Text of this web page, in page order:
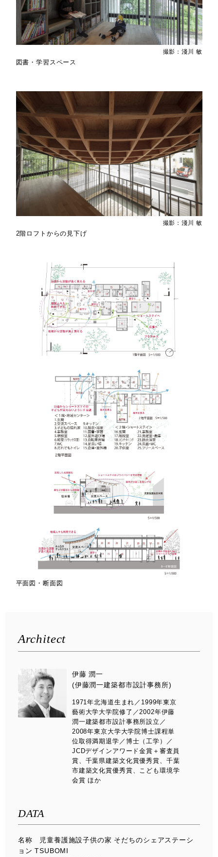
図書・学習スペース
撮影：淺川 敏
2階ロフトからの見下げ
撮影：淺川 敏
平面図・断面図
Architect
伊藤 潤一
(伊藤潤一建築都市設計事務所)
1971年北海道生まれ／1999年東京
藝術大学大学院修了／2002年伊藤
潤一建築都市設計事務所設立／
2008年東京大学大学院博士課程単
位取得満期退学／博士（工学）／
JCDデザインアワード金賞＋審査員
賞、千葉県建築文化賞優秀賞、千葉
市建築文化賞優秀賞、こども環境学
会賞 ほか
DATA
名称 児童養護施設子供の家 そだちのシェアステーシ
ョン TSUBOMI